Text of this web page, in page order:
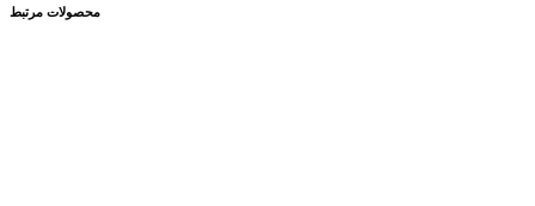
محصولات مرتبط